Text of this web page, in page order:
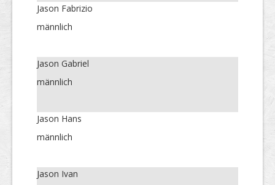
Jason Fabrizio
männlich
Jason Gabriel
männlich
Jason Hans
männlich
Jason Ivan